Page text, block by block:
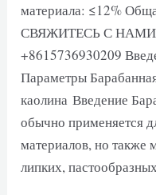
материала: ≤12%
СВЯЖИТЕСЬ С НАМИ
+8615736930209
Параметры
каолина Введение
обычно применяется
материалов, но также
липких,